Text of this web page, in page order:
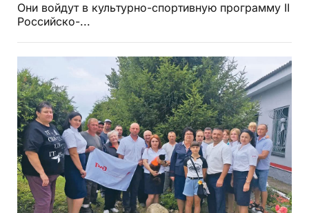
Они войдут в культурно-спортивную программу II
Российско-...